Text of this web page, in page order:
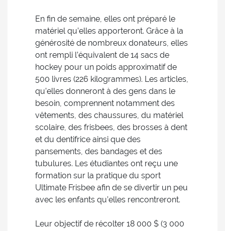
En fin de semaine, elles ont préparé le
matériel qu’elles apporteront. Grâce à la
générosité de nombreux donateurs, elles
ont rempli l’équivalent de 14 sacs de
hockey pour un poids approximatif de
500 livres (226 kilogrammes). Les articles,
qu’elles donneront à des gens dans le
besoin, comprennent notamment des
vêtements, des chaussures, du matériel
scolaire, des frisbees, des brosses à dent
et du dentifrice ainsi que des
pansements, des bandages et des
tubulures. Les étudiantes ont reçu une
formation sur la pratique du sport
Ultimate Frisbee afin de se divertir un peu
avec les enfants qu’elles rencontreront.
Leur objectif de récolter 18 000 $ (3 000